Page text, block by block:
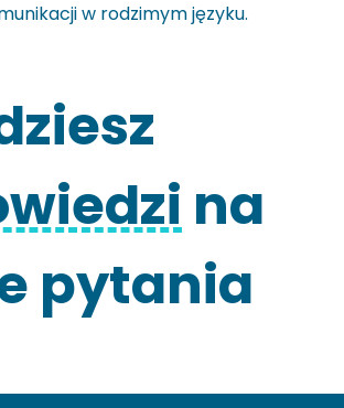
w rodzimym języku.
na
pytania